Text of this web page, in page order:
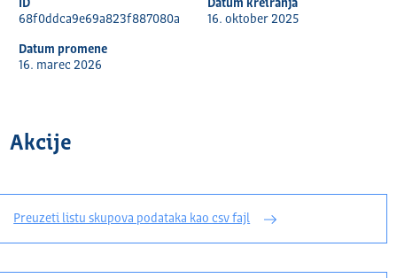
ID
68f0ddca9e69a823f887080a
Datum kreiranja
16. oktober 2025
Datum promene
16. marec 2026
Akcije
Preuzeti listu skupova podataka kao csv fajl